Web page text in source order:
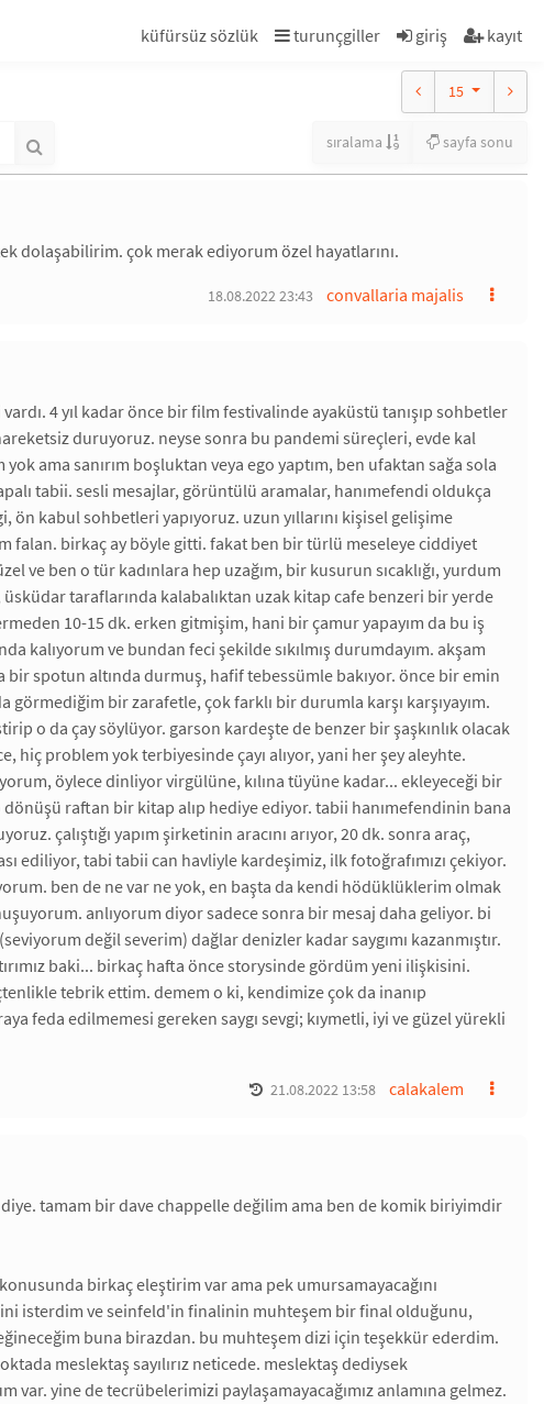
küfürsüz sözlük turunçgiller giriş kayıt
15
sıralama sayfa sonu
dolaşabilirim. çok merak ediyorum özel hayatlarını.
convallaria majalis
18.08.2022 23:43
4 yıl kadar önce bir film festivalinde ayaküstü tanışıp sohbetler
duruyoruz. neyse sonra bu pandemi süreçleri, evde kal
ama sanırım boşluktan veya ego yaptım, ben ufaktan sağa sola
tabii. sesli mesajlar, görüntülü aramalar, hanımefendi oldukça
kabul sohbetleri yapıyoruz. uzun yıllarını kişisel gelişime
falan. birkaç ay böyle gitti. fakat ben bir türlü meseleye ciddiyet
ve ben o tür kadınlara hep uzağım, bir kusurun sıcaklığı, yurdum
taraflarında kalabalıktan uzak kitap cafe benzeri bir yerde
10-15 dk. erken gitmişim, hani bir çamur yapayım da bu iş
ve bundan feci şekilde sıkılmış durumdayım. akşam
spotun altında durmuş, hafif tebessümle bakıyor. önce bir emin
bir zarafetle, çok farklı bir durumla karşı karşıyayım.
o da çay söylüyor. garson kardeşte de benzer bir şaşkınlık olacak
hiç problem yok terbiyesinde çayı alıyor, yani her şey aleyhte.
öylece dinliyor virgülüne, kılına tüyüne kadar... ekleyeceği bir
dönüşü raftan bir kitap alıp hediye ediyor. tabii hanımefendinin bana
çalıştığı yapım şirketinin aracını arıyor, 20 dk. sonra araç,
ediliyor, tabi tabii can havliyle kardeşimiz, ilk fotoğrafımızı çekiyor.
ben de ne var ne yok, en başta da kendi hödüklüklerim olmak
anlıyorum diyor sadece sonra bir mesaj daha geliyor. bi
değil severim) dağlar denizler kadar saygımı kazanmıştır.
baki... birkaç hafta önce storysinde gördüm yeni ilişkisini.
tebrik ettim. demem o ki, kendimize çok da inanıp
feda edilmemesi gereken saygı sevgi; kıymetli, iyi ve güzel yürekli
calakalem
21.08.2022 13:58
tamam bir dave chappelle değilim ama ben de komik biriyimdir
birkaç eleştirim var ama pek umursamayacağını
isterdim ve seinfeld'in finalinin muhteşem bir final olduğunu,
buna birazdan. bu muhteşem dizi için teşekkür ederdim.
meslektaş sayılırız neticede. meslektaş dediysek
yine de tecrübelerimizi paylaşamayacağımız anlamına gelmez.